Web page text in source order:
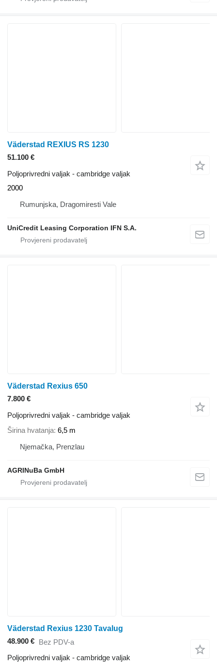
Väderstad REXIUS RS 1230
51.100 €
Poljoprivredni valjak - cambridge valjak
2000
Rumunjska, Dragomiresti Vale
UniCredit Leasing Corporation IFN S.A.
Väderstad Rexius 650
7.800 €
Poljoprivredni valjak - cambridge valjak
Širina hvatanja 6,5 m
Njemačka, Prenzlau
AGRINuBa GmbH
Väderstad Rexius 1230 Tavalug
48.900 € Bez PDV-a
Poljoprivredni valjak - cambridge valjak